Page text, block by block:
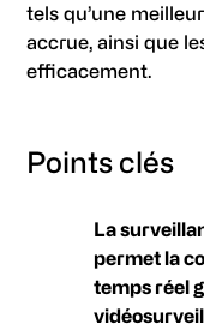
tels qu’une
accrue, ainsi que
efficacement.
Points clés
La
permet la
temps réel